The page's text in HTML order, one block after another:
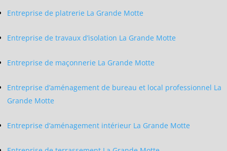
Entreprise de platrerie La Grande Motte
Entreprise de travaux d’isolation La Grande Motte
Entreprise de maçonnerie La Grande Motte
Entreprise d’aménagement de bureau et local professionnel La
Grande Motte
Entreprise d’aménagement intérieur La Grande Motte